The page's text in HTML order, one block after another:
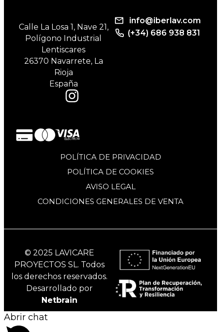
Calle La Losa 1, Nave 21,
Polígono Industrial
Lentiscares
26370 Navarrete, La
Rioja
España
info@iberlav.com
(+34) 686 938 831
POLÍTICA DE PRIVACIDAD
POLÍTICA DE COOKIES
AVISO LEGAL
CONDICIONES GENERALES DE VENTA
© 2025 LAVICARE
PROYECTOS SL. Todos
los derechos reservados.
Desarrollado por
Netbrain
Abrir chat